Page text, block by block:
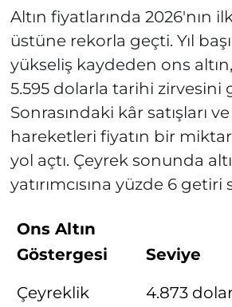
Altın fiyatlarında 2026'nın
üstüne rekorla geçti. Yıl
yükseliş kaydeden ons
5.595 dolarla tarihi zirvesini
Sonrasındaki kâr satışları
hareketleri fiyatın bir
yol açtı. Çeyrek sonunda
yatırımcısına yüzde 6 getiri
Ons Altın
Göstergesi
Seviye
Çeyreklik
4.873